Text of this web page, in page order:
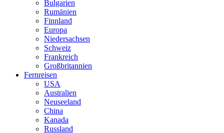
Bulgarien
Rumänien
Finnland
Europa
Niedersachsen
Schweiz
Frankreich
Großbritannien
Fernreisen
USA
Australien
Neuseeland
China
Kanada
Russland